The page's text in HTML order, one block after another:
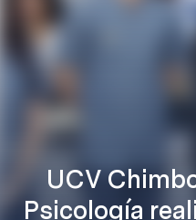
UCV
Psicología